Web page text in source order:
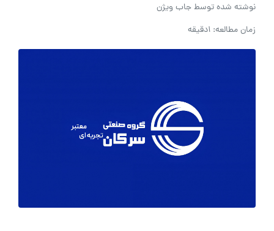
نوشته شده توسطجاب ویژن
زمان مطالعه: 1دقیقه